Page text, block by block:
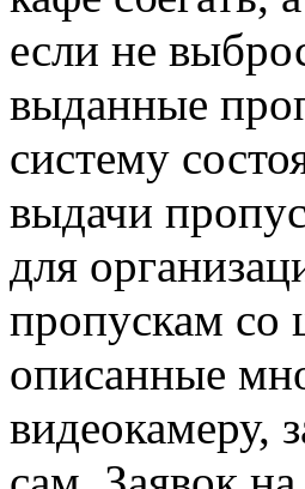
если не
выданные
систему
выдачи
для
пропускам со
описанные
видеокамеру,